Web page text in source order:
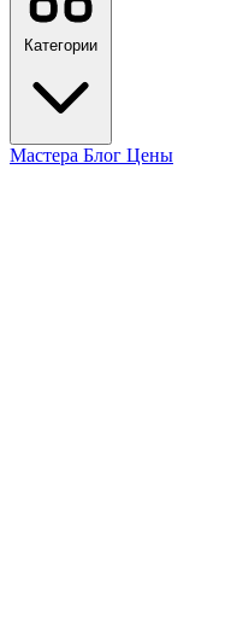
Категории
Мастера Блог Цены